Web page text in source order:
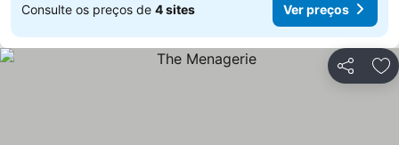
Consulte os preços de 4 sites Ver preços
Partilhar